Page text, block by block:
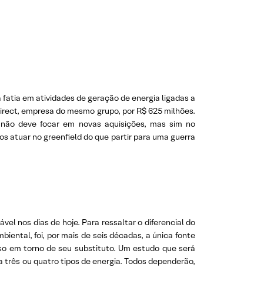
em atividades de geração de energia ligadas a
empresa do mesmo grupo, por R$ 625 milhões.
deve focar em novas aquisições, mas sim no
atuar no greenfield do que partir para uma guerra
nos dias de hoje. Para ressaltar o diferencial do
foi, por mais de seis décadas, a única fonte
em torno de seu substituto. Um estudo que será
ou quatro tipos de energia. Todos dependerão,